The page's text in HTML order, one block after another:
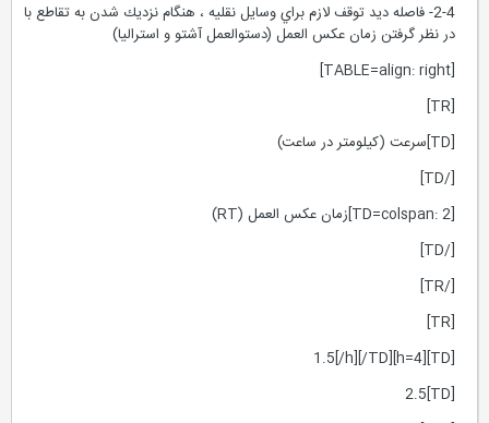
2-4- فاصله ديد توقف لازم براي وسايل نقليه ، هنگام نزديك شدن به تقاطع با
در نظر گرفتن زمان عكس العمل (دستوالعمل آشتو و استراليا)